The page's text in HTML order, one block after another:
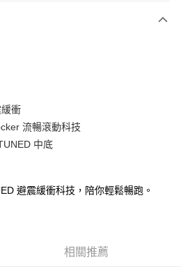
以上)免運費
衝
流暢滾動科技
中底
避震緩衝科技，陪你輕鬆暢跑。
相關推薦